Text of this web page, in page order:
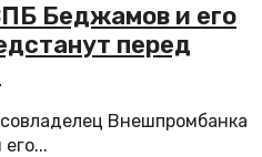
Беджамов и его
перед
Внешпромбанка